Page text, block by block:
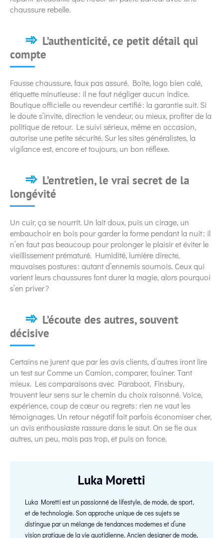
chaussure rebelle.
L’authenticité, ce petit détail qui
compte
Fausse chaussure, faux pas assuré. Boîte, logo bien calé,
étiquette minutieuse : il ne faut négliger aucun indice.
Boutique officielle ou revendeur certifié : la garantie suit. Si
le doute s’invite, direction le vendeur, ou mieux, profiter de la
politique de retour. Le suivi sérieux, même en occasion,
autorise une petite sécurité. Sur les sites généralistes, la
vigilance est, encore et toujours, un bon réflexe.
L’entretien, le vrai secret de la
longévité
Un cuir, ça se nourrit. Un lait doux, puis un cirage, un
embauchoir en bois pour garder la forme pendant la nuit : il
n’en faut pas beaucoup pour prolonger le plaisir et éviter le
vieillissement prématuré. Humidité, lumière directe,
mauvaises postures : autant d’ennemis sournois. Ceux qui
varient leurs chaussures font durer la magie, alors pourquoi
s’en priver ?
L’écoute des autres, souvent
décisive
Certains ne jurent que par les avis clients, d’autres iront lire
un test sur Comme un Camion, comparer, fouiner. Tant
mieux. Les comparaisons avec Paraboot, Finsbury,
trouvent leur sens sur le chemin du choix raisonné. Voice,
expérience, coup de cœur ou regrets : rien ne vaut les
témoignages. Un retour négatif fait parfois économiser cher,
un avis enthousiaste rassure dans le saut. On se fie aux
autres, un peu, mais pas trop, et puis on fonce.
Luka Moretti
Luka Moretti est un passionné de lifestyle, de mode, de sport,
et de technologie. Son approche unique de ces sujets se
distingue par un mélange de tendances modernes et d’une
vision pratique de la vie quotidienne. Ancien designer de mode,